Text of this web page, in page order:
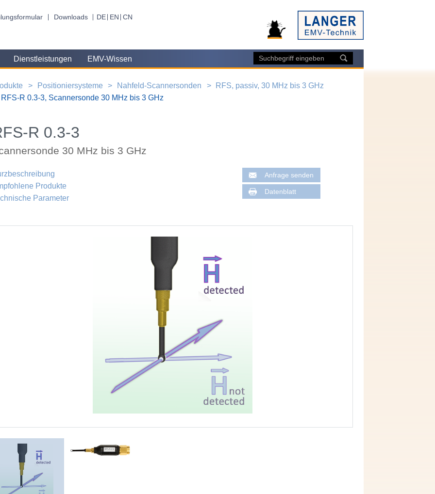
Downloads DE EN CN
Dienstleistungen EMV-Wissen
Positioniersysteme Nahfeld-Scannersonden
RFS, passiv, 30 MHz bis 3 GHz
RFS-R 0.3-3, Scannersonde 30 MHz bis 3 GHz
R 0.3-3
30 MHz bis 3 GHz
Produkte
Parameter
Anfrage senden
Datenblatt